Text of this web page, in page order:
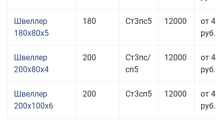
Швеллер
180x80x5
180 Ст3пс5 12000
от 44
руб.
Швеллер
200x80x4
200
Ст3пс/
сп5
12000
от 44
руб.
Швеллер
200x100x6
200 Ст3сп5 12000
от 47
руб.